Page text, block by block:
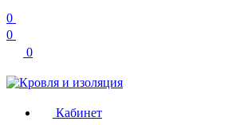
0
0
0
Кабинет